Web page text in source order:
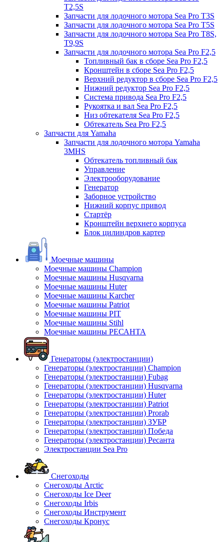
Т2,5S
Запчасти для лодочного мотора Sea Pro Т3S
Запчасти для лодочного мотора Sea Pro Т5S
Запчасти для лодочного мотора Sea Pro Т8S,
T9,9S
Запчасти для лодочного мотора Sea Pro F2,5
Топливный бак в сборе Sea Pro F2,5
Кронштейн в сборе Sea Pro F2,5
Верхний редуктор в сборе Sea Pro F2,5
Нижний редуктор Sea Pro F2,5
Система привода Sea Pro F2,5
Рукоятка и вал Sea Pro F2,5
Низ обтекателя Sea Pro F2,5
Обтекатель Sea Pro F2,5
Запчасти для Yamaha
Запчасти для лодочного мотора Yamaha
3MHS
Обтекатель топливный бак
Управление
Электрооборудование
Генератор
Заборное устройство
Нижний корпус привод
Стартёр
Кронштейн верхнего корпуса
Блок цилиндров картер
Моечные машины
Моечные машины Champion
Моечные машины Husqvarna
Моечные машины Huter
Моечные машины Karcher
Моечные машины Patriot
Моечные машины PIT
Моечные машины Stihl
Моечные машины РЕСАНТА
Генераторы (электростанции)
Генераторы (электростанции) Champion
Генераторы (электростанции) Fubag
Генераторы (электростанции) Husqvarna
Генераторы (электростанции) Huter
Генераторы (электростанции) Patriot
Генераторы (электростанции) Prorab
Генераторы (электростанции) ЗУБР
Генераторы (электростанции) Победа
Генераторы (электростанции) Ресанта
Электростанции Sea Pro
Снегоходы
Снегоходы Arctic
Снегоходы Ice Deer
Снегоходы Irbis
Снегоходы Инструмент
Снегоходы Кронус